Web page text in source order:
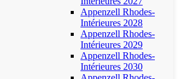
Appenzell Rhodes-
Intérieures 2028
Appenzell Rhodes-
Intérieures 2029
Appenzell Rhodes-
Intérieures 2030